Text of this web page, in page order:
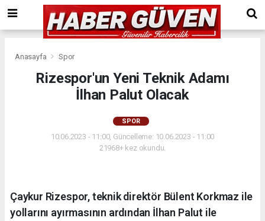
Anasayfa Spor
Rizespor'un Yeni Teknik Adamı
İlhan Palut Olacak
SPOR
10.06.2023 - 11:00, Güncelleme: 10.06.2023 - 11:00
21968+ kez okundu.
Çaykur Rizespor, teknik direktör Bülent Korkmaz ile
yollarını ayırmasının ardından İlhan Palut ile